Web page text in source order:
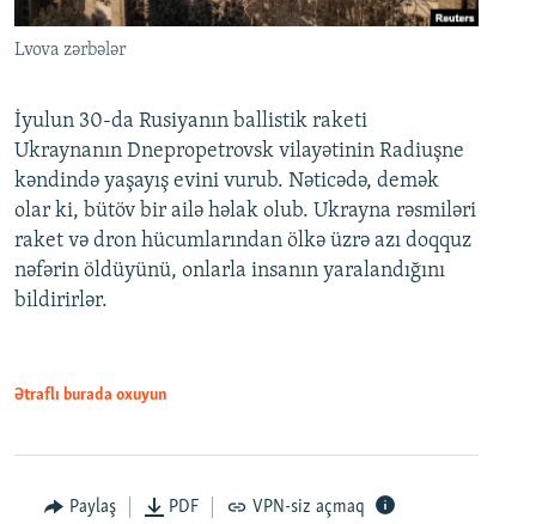
Lvova zərbələr
İyulun 30-da Rusiyanın ballistik raketi
Ukraynanın Dnepropetrovsk vilayətinin Radiuşne
kəndində yaşayış evini vurub. Nəticədə, demək
olar ki, bütöv bir ailə həlak olub. Ukrayna rəsmiləri
raket və dron hücumlarından ölkə üzrə azı doqquz
nəfərin öldüyünü, onlarla insanın yaralandığını
bildirirlər.
Ətraflı burada oxuyun
Paylaş PDF VPN-siz açmaq